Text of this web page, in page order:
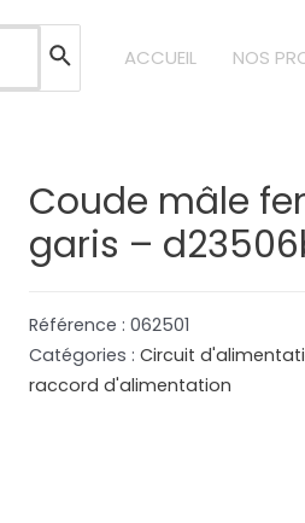
ACCUEIL NOS
Coude mâle
garis –
Référence :062501
Catégories :Circuit
raccord d'alimentation